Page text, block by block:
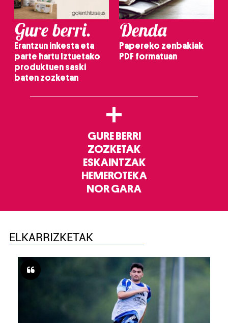
Gure berri.
Erantzun inkesta eta
parte hartu Iztuetako
produktuen saski
baten zozketan
Denda
Papereko zenbakiak
PDF formatuan
+
GURE BERRI
ZOZKETAK
ESKAINTZAK
HEMEROTEKA
NOR GARA
ELKARRIZKETAK